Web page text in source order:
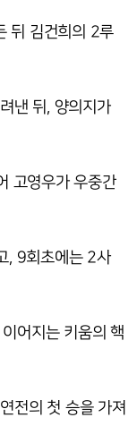
뒤 김건희의 2루
낸 뒤, 양의지가
고영우가 우중간
, 9회초에는 2사
어지는 키움의 핵
전의 첫 승을 가져